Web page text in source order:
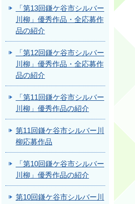
「第13回鎌ケ谷市シルバー
川柳」優秀作品・全応募作
品の紹介
「第12回鎌ケ谷市シルバー
川柳」優秀作品・全応募作
品の紹介
「第11回鎌ケ谷市シルバー
川柳」優秀作品の紹介
第11回鎌ケ谷市シルバー川
柳応募作品
「第10回鎌ケ谷市シルバー
川柳」優秀作品の紹介
第10回鎌ケ谷市シルバー川